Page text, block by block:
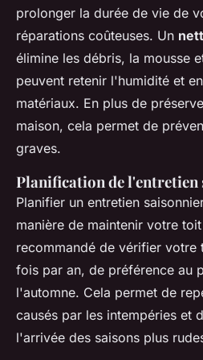
prolonger la durée de vie de
réparations coûteuses. Un
élimine les débris, la mousse
peuvent retenir l'humidité et
matériaux. En plus de
maison, cela permet de
graves.
Planification de l'entretien
Planifier un entretien
manière de maintenir votre
recommandé de vérifier votre
fois par an, de préférence au
l'automne. Cela permet de
causés par les intempéries et
l'arrivée des saisons plus